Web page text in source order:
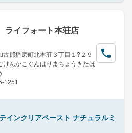
イフォート本荘店
古郡播磨町北本荘３丁目１?２９
けんかこぐんはりまちょうきたほ
1251
インクリアペースト ナチュラルミ